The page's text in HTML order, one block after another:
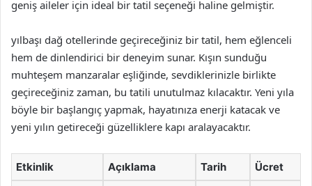
geniş aileler için ideal bir tatil seçeneği haline gelmiştir.
yılbaşı dağ otellerinde geçireceğiniz bir tatil, hem eğlenceli
hem de dinlendirici bir deneyim sunar. Kışın sunduğu
muhteşem manzaralar eşliğinde, sevdiklerinizle birlikte
geçireceğiniz zaman, bu tatili unutulmaz kılacaktır. Yeni yıla
böyle bir başlangıç yapmak, hayatınıza enerji katacak ve
yeni yılın getireceği güzelliklere kapı aralayacaktır.
Etkinlik Açıklama Tarih Ücret